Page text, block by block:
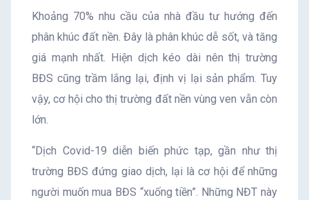
Khoảng 70% nhu cầu của nhà đầu tư hướng đến
phân khúc đất nền. Đây là phân khúc dễ sốt, và tăng
giá mạnh nhất. Hiện dịch kéo dài nên thị trường
BĐS cũng trầm lắng lại, định vị lại sản phẩm. Tuy
vậy, cơ hội cho thị trường đất nền vùng ven vẫn còn
lớn.
“Dịch Covid-19 diễn biến phức tạp, gần như thị
trường BĐS đứng giao dịch, lại là cơ hội để những
người muốn mua BĐS “xuống tiền”. Những NĐT này